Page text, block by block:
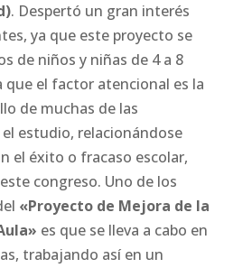
. Despertó un gran interés
ya que este proyecto se
de niños y niñas de 4 a 8
que el factor atencional es la
de muchas de las
estudio, relacionándose
el éxito o fracaso escolar,
congreso. Uno de los
«Proyecto de Mejora de la
es que se lleva a cabo en
trabajando así en un